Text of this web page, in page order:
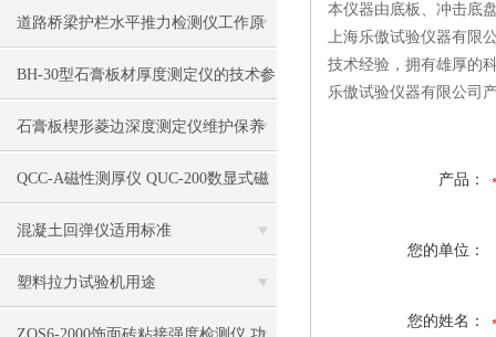
道路桥梁护栏水平推力检测仪工作原
理
BH-30型石膏板材厚度测定仪的技术参
数
石膏板楔形菱边深度测定仪维护保养
QCC-A磁性测厚仪 QUC-200数显式磁
性测厚仪 易高湿膜测厚仪—梳子状
混凝土回弹仪适用标准
塑料拉力试验机用途
本仪器由底板、冲击底
上海乐傲试验仪器有限
技术经验，拥有雄厚的
乐傲试验仪器有限公司
产品：
您的单位：
您的姓名：